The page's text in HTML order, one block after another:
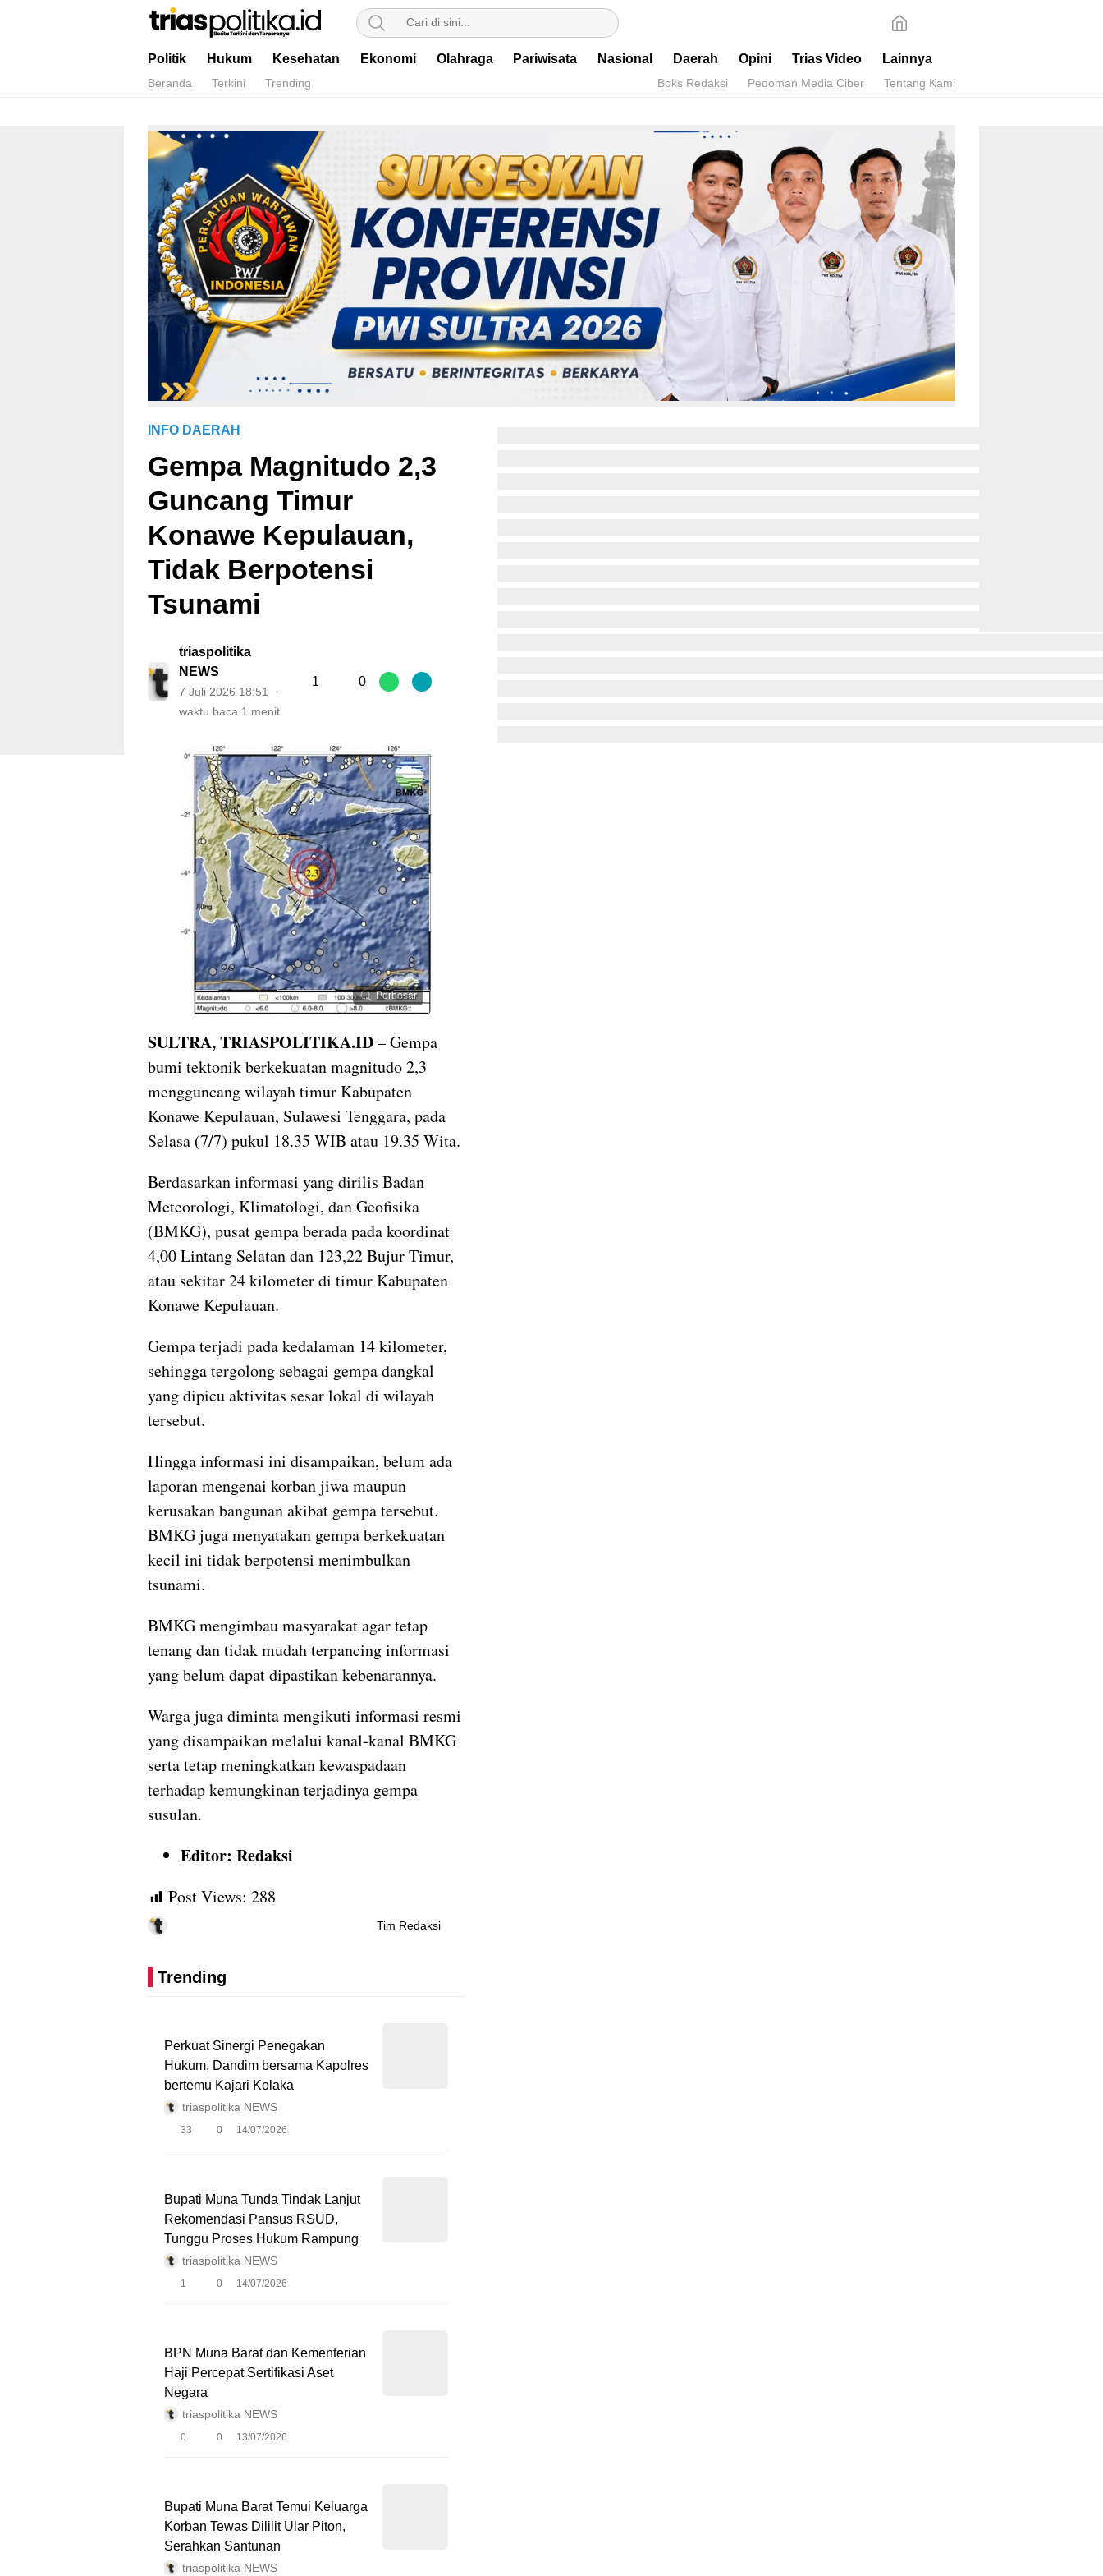
Berita Terkini & Terpercaya
Politik Hukum Kesehatan Ekonomi Olahraga Pariwisata Nasional Daerah Opini Trias Video Lainnya
Beranda Terkini Trending Boks Redaksi Pedoman Media Ciber Tentang Kami
INFO DAERAH
Gempa Magnitudo 2,3
Guncang Timur
Konawe Kepulauan,
Tidak Berpotensi
Tsunami
triaspolitika
NEWS
7 Juli 2026 18:51
waktu baca 1 menit
1 0
Perbesar
SULTRA, TRIASPOLITIKA.ID– Gempa
bumi tektonik berkekuatan magnitudo 2,3
mengguncang wilayah timur Kabupaten
Konawe Kepulauan, Sulawesi Tenggara, pada
Selasa (7/7) pukul 18.35 WIB atau 19.35 Wita.
Berdasarkan informasi yang dirilis Badan
Meteorologi, Klimatologi, dan Geofisika
(BMKG), pusat gempa berada pada koordinat
4,00 Lintang Selatan dan 123,22 Bujur Timur,
atau sekitar 24 kilometer di timur Kabupaten
Konawe Kepulauan.
Gempa terjadi pada kedalaman 14 kilometer,
sehingga tergolong sebagai gempa dangkal
yang dipicu aktivitas sesar lokal di wilayah
tersebut.
Hingga informasi ini disampaikan, belum ada
laporan mengenai korban jiwa maupun
kerusakan bangunan akibat gempa tersebut.
BMKG juga menyatakan gempa berkekuatan
kecil ini tidak berpotensi menimbulkan
tsunami.
BMKG mengimbau masyarakat agar tetap
tenang dan tidak mudah terpancing informasi
yang belum dapat dipastikan kebenarannya.
Warga juga diminta mengikuti informasi resmi
yang disampaikan melalui kanal-kanal BMKG
serta tetap meningkatkan kewaspadaan
terhadap kemungkinan terjadinya gempa
susulan.
Editor: Redaksi
Post Views: 288
Tim Redaksi
Trending
Perkuat Sinergi Penegakan
Hukum, Dandim bersama Kapolres
bertemu Kajari Kolaka
triaspolitika NEWS
33 0 14/07/2026
Bupati Muna Tunda Tindak Lanjut
Rekomendasi Pansus RSUD,
Tunggu Proses Hukum Rampung
triaspolitika NEWS
1 0 14/07/2026
BPN Muna Barat dan Kementerian
Haji Percepat Sertifikasi Aset
Negara
triaspolitika NEWS
0 0 13/07/2026
Bupati Muna Barat Temui Keluarga
Korban Tewas Dililit Ular Piton,
Serahkan Santunan
triaspolitika NEWS